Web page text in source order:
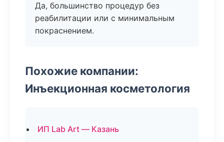
Да, большинство процедур без
реабилитации или с минимальным
покраснением.
Похожие компании:
Инъекционная косметология
ИП Lab Art — Казань